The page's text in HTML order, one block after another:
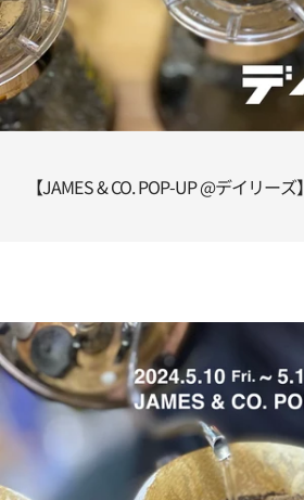
【JAMES & CO. POP-UP @デイリーズ】